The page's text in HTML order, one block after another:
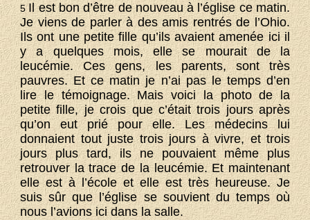
5Il est bon d’être de nouveau à l’église ce matin.
Je viens de parler à des amis rentrés de l’Ohio.
Ils ont une petite fille qu’ils avaient amenée ici il
y a quelques mois, elle se mourait de la
leucémie. Ces gens, les parents, sont très
pauvres. Et ce matin je n’ai pas le temps d’en
lire le témoignage. Mais voici la photo de la
petite fille, je crois que c’était trois jours après
qu’on eut prié pour elle. Les médecins lui
donnaient tout juste trois jours à vivre, et trois
jours plus tard, ils ne pouvaient même plus
retrouver la trace de la leucémie. Et maintenant
elle est à l’école et elle est très heureuse. Je
suis sûr que l’église se souvient du temps où
nous l’avions ici dans la salle.